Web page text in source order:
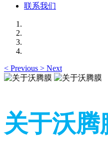
联系我们
< Previous > Next
关于沃腾